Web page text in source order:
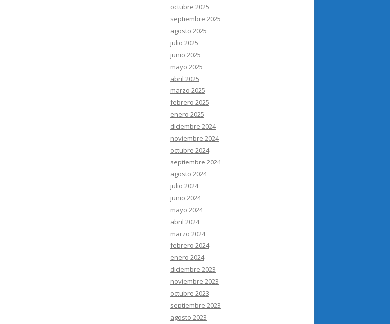
octubre 2025
septiembre 2025
agosto 2025
julio 2025
junio 2025
mayo 2025
abril 2025
marzo 2025
febrero 2025
enero 2025
diciembre 2024
noviembre 2024
octubre 2024
septiembre 2024
agosto 2024
julio 2024
junio 2024
mayo 2024
abril 2024
marzo 2024
febrero 2024
enero 2024
diciembre 2023
noviembre 2023
octubre 2023
septiembre 2023
agosto 2023